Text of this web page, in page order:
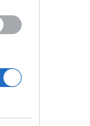
Van Götze tot